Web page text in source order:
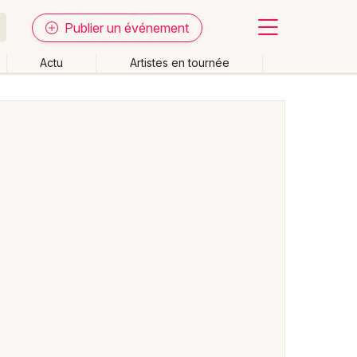
Publier un événement
Actu Artistes en tournée